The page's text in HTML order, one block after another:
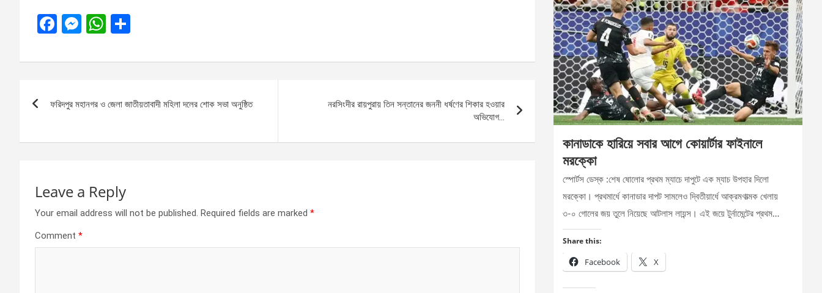
F
ce
o
k
M
se
g
W
at
A
p
ar
navigation
ফরিদপুর মহানগর ও জেলা জাতীয়তাবাদী মহিলা দলের শোক সভা অনুষ্ঠিত
নরসিংদীর রায়পুরায় তিন সন্তানের জননী ধর্ষণের শিকার হওয়ার
অভিযোগ…
Leave a Reply
Your email address will not be published. Required fields are marked *
Comment *
কানাডাকে হারিয়ে সবার আগে কোয়ার্টার ফাইনালে
মরক্কো
স্পোর্টস ডেস্ক :শেষ ষোলোর প্রথম ম্যাচে দাপুটে এক ম্যাচ উপহার দিলো
মরক্কো। প্রথমার্ধে কানাডার দাপট সামলেও দ্বিতীয়ার্ধে আক্রমণাত্মক খেলায়
৩-০ গোলের জয় তুলে নিয়েছে আটলাস লায়ন্স। এই জয়ে টুর্নামেন্টের প্রথম…
Share this:
Facebook X